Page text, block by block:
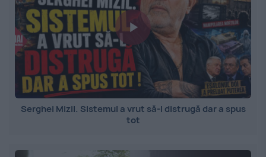
Serghei Mizil. Sistemul a vrut să-l distrugă dar a spus
tot